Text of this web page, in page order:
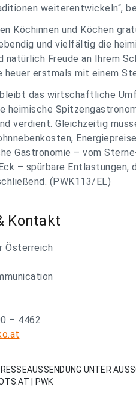
weiterentwickeln“,
Köchinnen und Köchen
und vielfältig die
natürlich Freude an Ihrem
heuer erstmals mit einem
das wirtschaftliche
heimische
verdient. Gleichzeitig
Gastronomie – vom
– spürbare
(PWK113/EL)
Kontakt
Österreich
– 4462
UNTER
| PWK